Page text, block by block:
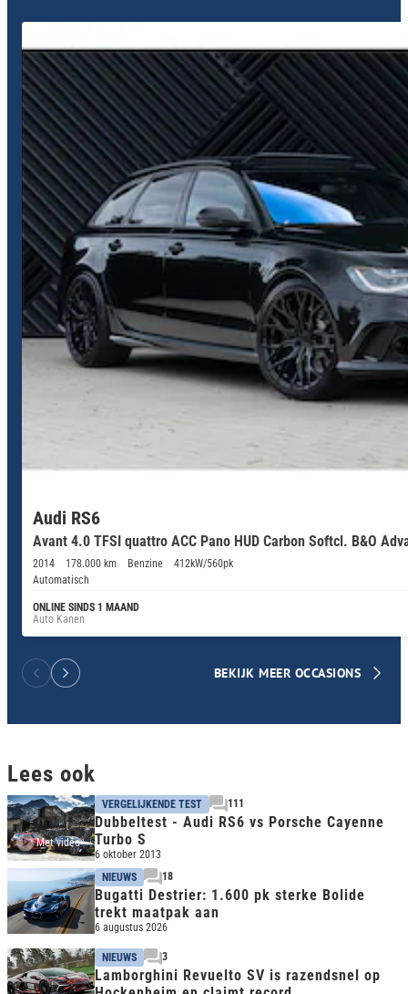
Audi RS6
Avant 4.0 TFSI quattro ACC Pano HUD Carbon Softcl. B&O
2014 178.000 km Benzine
412kW/560pk
Automatisch
ONLINE SINDS 1 MAAND
Auto Kanen
BEKIJK MEER OCCASIONS
Lees ook
Met video
VERGELIJKENDE TEST 111
Dubbeltest - Audi RS6 vs Porsche Cayenne
Turbo S
6 oktober 2013
NIEUWS
18
Bugatti Destrier: 1.600 pk sterke Bolide
trekt maatpak aan
6 augustus 2026
NIEUWS 3
Lamborghini Revuelto SV is razendsnel op